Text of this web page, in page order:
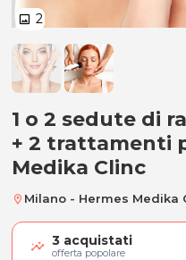
image 2
1 o 2 sedute
1 o 2 sedute di
+ 2 trattamenti
Medika Clinc
location_on Milano - Hermes Medika
3 acquistati
offerta popolare